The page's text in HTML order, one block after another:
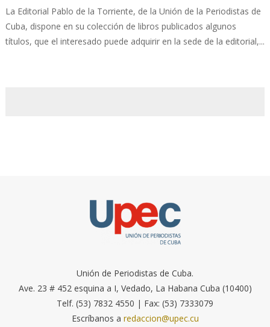
La Editorial Pablo de la Torriente, de la Unión de la Periodistas de
Cuba, dispone en su colección de libros publicados algunos
títulos, que el interesado puede adquirir en la sede de la editorial,...
Unión de Periodistas de Cuba.
Ave. 23 # 452 esquina a I, Vedado, La Habana Cuba (10400)
Telf. (53) 7832 4550 | Fax: (53) 7333079
Escríbanos a redaccion@upec.cu